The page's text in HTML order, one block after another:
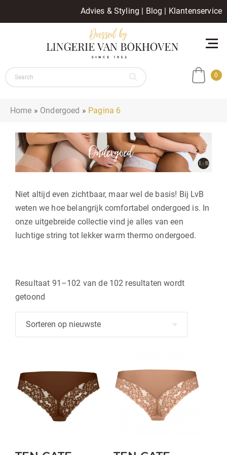
Advies & Styling | Blog | Klantenservice
0
Home » Ondergoed » Pagina 6
Niet altijd even zichtbaar, maar wel de basis! Bij LvB
weten we hoe belangrijk comfortabel ondergoed is. In
onze uitgebreide collectie vind je alles van een
luchtige string tot lekker warm thermo ondergoed.
Resultaat 91–102 van de 102 resultaten wordt
getoond
op
nieuwste
product
heeft
meerdere
variaties.
kan
product
heeft
meerdere
variaties.
kan